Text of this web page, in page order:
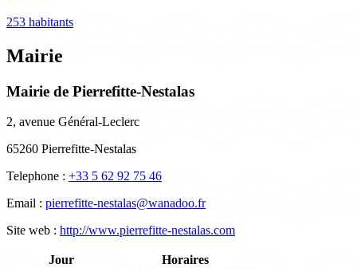
253 habitants
Mairie
Mairie de Pierrefitte-Nestalas
2, avenue Général-Leclerc
65260 Pierrefitte-Nestalas
Telephone : +33 5 62 92 75 46
Email : pierrefitte-nestalas@wanadoo.fr
Site web : http://www.pierrefitte-nestalas.com
Jour
Horaires